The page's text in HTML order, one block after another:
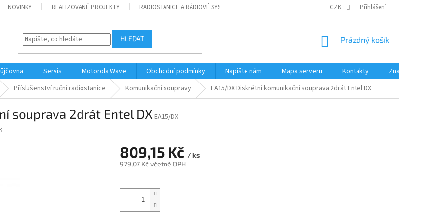
NOVINKY REALIZOVANÉ PROJEKTY RADIOSTANICE A RÁDIOVÉ SYSTÉMY PŘÍSLUŠENSTVÍ RUČNÍ RADIOSTANICE PŮJČOVNA
CZK Přihlášení
HLEDAT
NÁKUPNÍ
Prázdný košík
Servis Motorola Wave Obchodní podmínky Napište nám Mapa serveru Kontakty
Značky
Příslušenství ruční radiostanice Komunikační soupravy EA15/DX Diskrétní komunikační souprava 2drát Entel DX
souprava 2drát Entel DX EA15/DX
809,15 Kč / ks
979,07 Kč včetně DPH
cena: